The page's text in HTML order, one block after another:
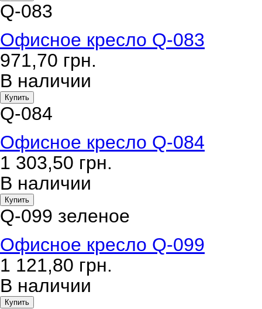
Q-083
Офисное кресло Q-083
971,70 грн.
В наличии
Купить
Q-084
Офисное кресло Q-084
1 303,50 грн.
В наличии
Купить
Q-099 зеленое
Офисное кресло Q-099
1 121,80 грн.
В наличии
Купить